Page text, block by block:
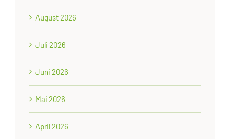
August 2026
Juli 2026
Juni 2026
Mai 2026
April 2026